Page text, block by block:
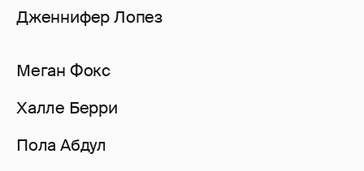
Дженнифер Лопез
Меган Фокс
Халле Берри
Пола Абдул